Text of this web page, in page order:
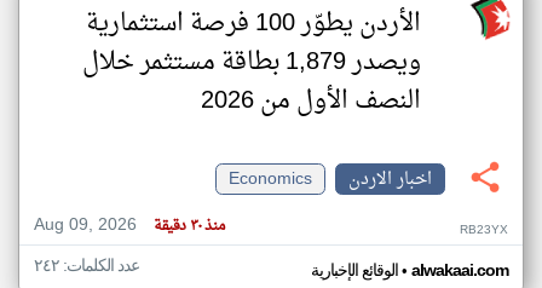
الأردن يطوّر 100 فرصة استثمارية
ويصدر 1,879 بطاقة مستثمر خلال
النصف الأول من 2026
اخبار الاردن
Economics
Aug 09, 2026
منذ ٣٠ دقيقة RB23YX
الوقائع الإخبارية• alwakaai.com عدد الكلمات: ٢٤٢